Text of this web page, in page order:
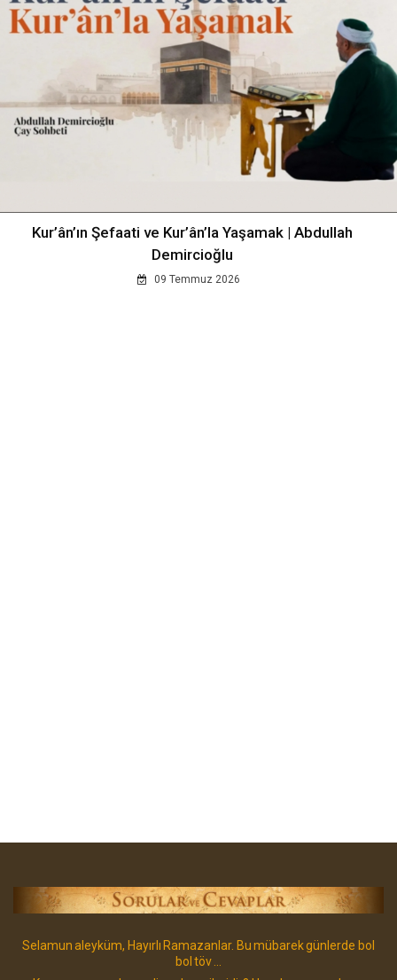
Kur’ân’ın Şefaati ve Kur’ân’la Yaşamak | Abdullah
Demircioğlu
09 Temmuz 2026
Selamun aleyküm, Hayırlı Ramazanlar. Bu mübarek günlerde bol
bol töv ...